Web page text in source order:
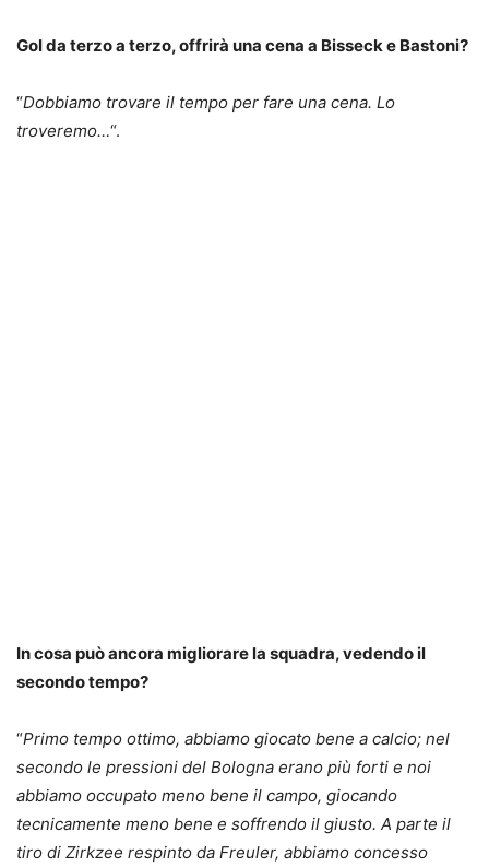
Gol da terzo a terzo, offrirà una cena a Bisseck e Bastoni?
“Dobbiamo trovare il tempo per fare una cena. Lo
troveremo…“.
In cosa può ancora migliorare la squadra, vedendo il
secondo tempo?
“Primo tempo ottimo, abbiamo giocato bene a calcio; nel
secondo le pressioni del Bologna erano più forti e noi
abbiamo occupato meno bene il campo, giocando
tecnicamente meno bene e soffrendo il giusto. A parte il
tiro di Zirkzee respinto da Freuler, abbiamo concesso